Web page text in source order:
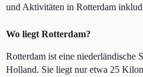
und Aktivitäten in Rotterdam
Wo liegt Rotterdam?
Rotterdam ist eine niederländische
Holland. Sie liegt nur etwa 25